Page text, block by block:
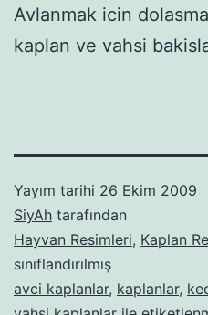
Avlanmak icin
kaplan ve vahsi
Yayım tarihi 26 Ekim 2009
SiyAh tarafından
Hayvan Resimleri, Kaplan
sınıflandırılmış
avci kaplanlar, kaplanlar,